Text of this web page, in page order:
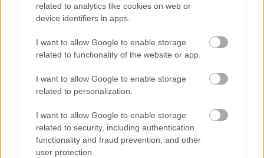
related to analytics like cookies on web or
device identifiers in apps.
I want to allow Google to enable storage
related to functionality of the website or app.
I want to allow Google to enable storage
related to personalization.
I want to allow Google to enable storage
related to security, including authentication
functionality and fraud prevention, and other
user protection.